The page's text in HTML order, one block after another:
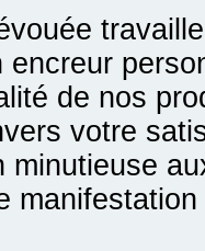
encreur
de nos
votre
minutieuse